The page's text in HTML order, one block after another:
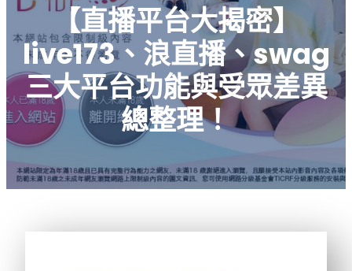
【直播平台大揭密】
live173、浪直播、swag
三大平台功能與受眾差異
總整理！